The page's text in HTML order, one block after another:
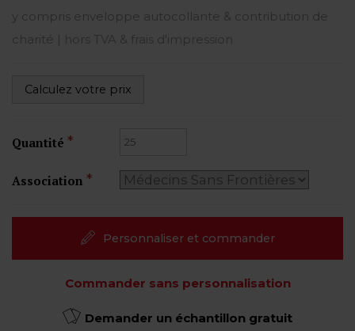
y compris enveloppe autocollante & contribution de
charité | hors TVA & frais d'impression
Calculez votre prix
Quantité
Association
Personnaliser et commander
Commander sans personnalisation
Demander un échantillon gratuit